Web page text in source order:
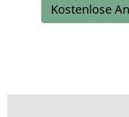
Kostenlose